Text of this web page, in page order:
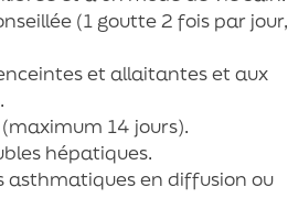
(1 goutte 2 fois par jour,
et allaitantes et aux
14 jours).
hépatiques.
asthmatiques en diffusion ou